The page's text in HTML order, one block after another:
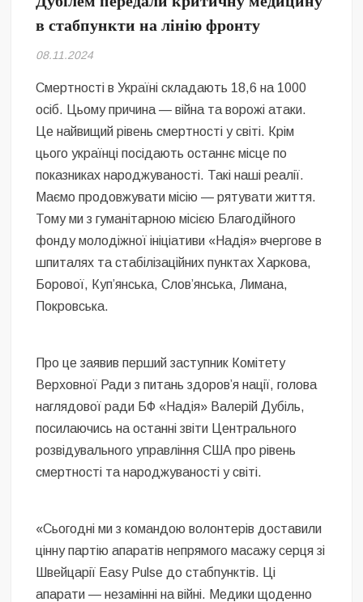
Безугла закликає валити Сирського
Світові бренди одягу та взуття: розвиток ринку та вплив на
сучасну моду
Командувач ВМС Неїжпапа закликав не дестабілізувати ситуацію
навколо керівництва армії
в стабпункти на лінію фронту
08.11.2024
Смертності в Україні складають 18,6 на 1000
осіб. Цьому причина — війна та ворожі атаки.
Це найвищий рівень смертності у світі. Крім
цього українці посідають останнє місце по
показниках народжуваності. Такі наші реалії.
Маємо продовжувати місію — рятувати життя.
Тому ми з гуманітарною місією Благодійного
фонду молодіжної ініціативи «Надія» вчергове в
шпиталях та стабілізаційних пунктах Харкова,
Борової, Купʼянська, Словʼянська, Лимана,
Покровська.
Про це заявив перший заступник Комітету
Верховної Ради з питань здоровʼя нації, голова
наглядової ради БФ «Надія» Валерій Дубіль,
посилаючись на останні звіти Центрального
розвідувального управління США про рівень
смертності та народжуваності у світі.
«Сьогодні ми з командою волонтерів доставили
цінну партію апаратів непрямого масажу серця зі
Швейцарії Easy Pulse до стабпунктів. Ці
апарати — незамінні на війні. Медики щоденно